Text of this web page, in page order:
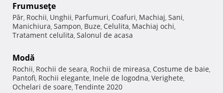
Frumuseţe
Păr, Rochii, Unghii, Parfumuri, Coafuri, Machiaj, Sani,
Manichiura, Sampon, Buze, Celulita, Machiaj ochi,
Tratament celulita, Salonul de acasa
Modă
Rochii, Rochii de seara, Rochii de mireasa, Costume de baie,
Pantofi, Rochii elegante, Inele de logodna, Verighete,
Ochelari de soare, Tendinte 2020